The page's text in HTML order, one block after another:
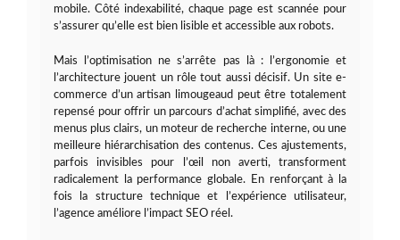
mobile. Côté indexabilité, chaque page est scannée pour
s’assurer qu’elle est bien lisible et accessible aux robots.
Mais l’optimisation ne s’arrête pas là : l’ergonomie et
l’architecture jouent un rôle tout aussi décisif. Un site e-
commerce d’un artisan limougeaud peut être totalement
repensé pour offrir un parcours d’achat simplifié, avec des
menus plus clairs, un moteur de recherche interne, ou une
meilleure hiérarchisation des contenus. Ces ajustements,
parfois invisibles pour l’œil non averti, transforment
radicalement la performance globale. En renforçant à la
fois la structure technique et l’expérience utilisateur,
l’agence améliore l’impact SEO réel.